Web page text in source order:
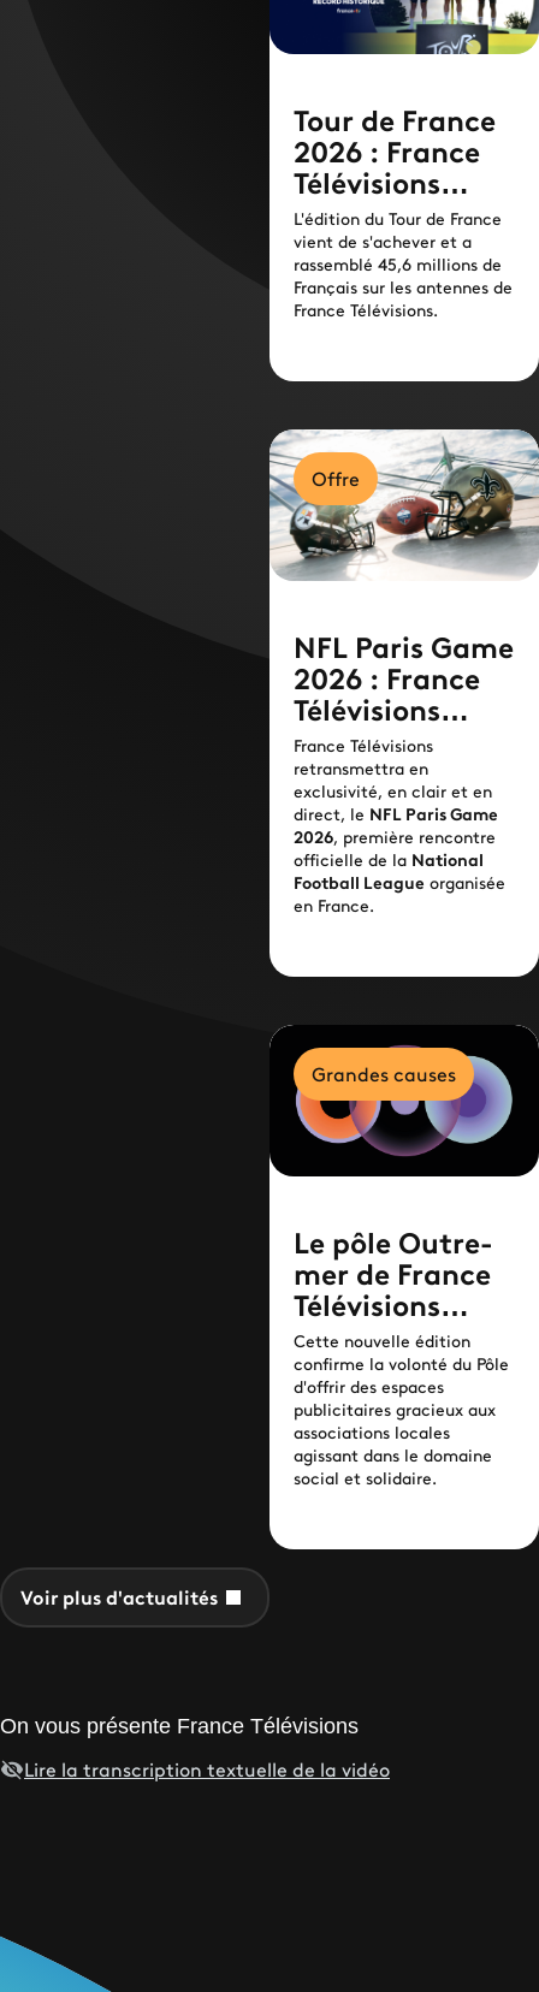
Tour de France
2026 : France
Télévisions
signe une
édition record
L'édition du Tour de France
vient de s'achever et a
rassemblé 45,6 millions de
Français sur les antennes de
France Télévisions.
Offre
NFL Paris Game
2026 : France
Télévisions
diffusera en
exclusivité en
clair et en
direct le
premier match
officiel de NFL
France Télévisions
retransmettra en
exclusivité, en clair et en
direct, le NFL Paris Game
2026, première rencontre
officielle de la National
Football League organisée
en France.
Grandes causes
Le pôle Outre-
mer de France
Télévisions
relance son
opération
d'espaces
publicitaires
solidaires
Cette nouvelle édition
confirme la volonté du Pôle
d'offrir des espaces
publicitaires gracieux aux
associations locales
agissant dans le domaine
social et solidaire.
Voir plus d'actualités
Lire la transcription textuelle de la vidéo
On vous présente France Télévisions